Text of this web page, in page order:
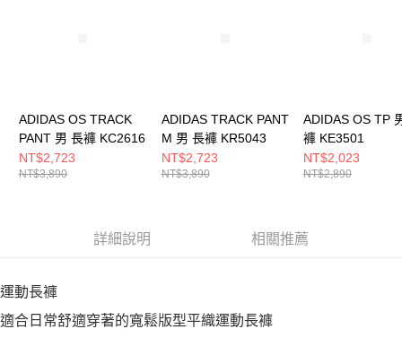
ADIDAS OS TRACK
PANT 男 長褲 KC2616
NT$2,723
NT$3,890
ADIDAS TRACK PANT
M 男 長褲 KR5043
NT$2,723
NT$3,890
ADIDAS OS TP
褲 KE3501
NT$2,023
NT$2,890
詳細說明 相關推薦
運動長褲
適合日常舒適穿著的寬鬆版型平織運動長褲